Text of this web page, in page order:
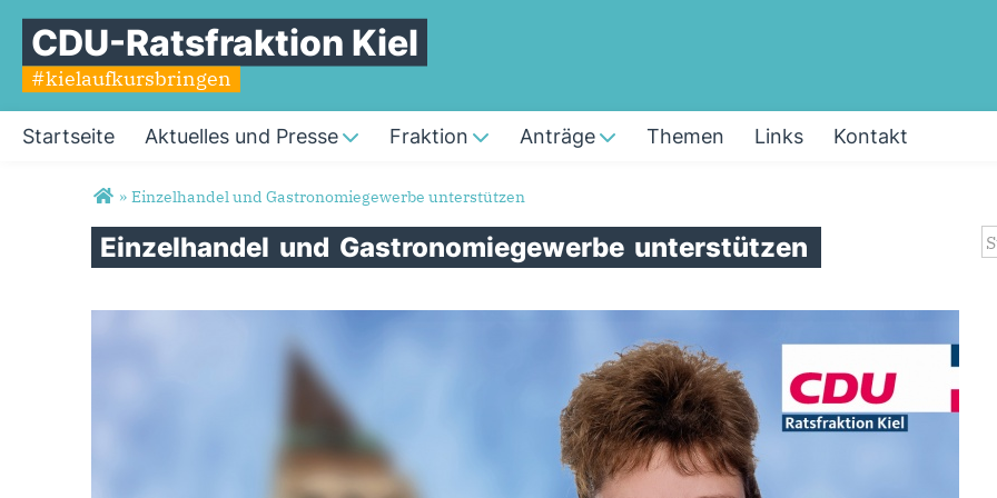
CDU-Ratsfraktion Kiel
#kielaufkursbringen
Startseite Aktuelles und Presse Fraktion Anträge Themen Links Kontakt
Sie sind hier
» Einzelhandel und Gastronomiegewerbe unterstützen
Einzelhandel und Gastronomiegewerbe unterstützen